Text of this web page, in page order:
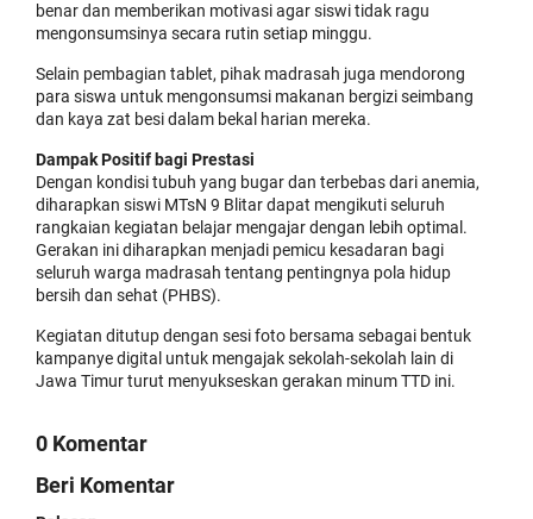
benar dan memberikan motivasi agar siswi tidak ragu
mengonsumsinya secara rutin setiap minggu.
Selain pembagian tablet, pihak madrasah juga mendorong
para siswa untuk mengonsumsi makanan bergizi seimbang
dan kaya zat besi dalam bekal harian mereka.
Dampak Positif bagi Prestasi
Dengan kondisi tubuh yang bugar dan terbebas dari anemia,
diharapkan siswi MTsN 9 Blitar dapat mengikuti seluruh
rangkaian kegiatan belajar mengajar dengan lebih optimal.
Gerakan ini diharapkan menjadi pemicu kesadaran bagi
seluruh warga madrasah tentang pentingnya pola hidup
bersih dan sehat (PHBS).
Kegiatan ditutup dengan sesi foto bersama sebagai bentuk
kampanye digital untuk mengajak sekolah-sekolah lain di
Jawa Timur turut menyukseskan gerakan minum TTD ini.
0 Komentar
Beri Komentar